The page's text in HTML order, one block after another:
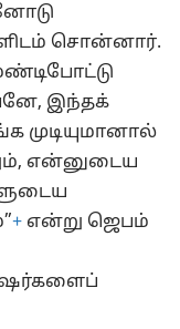
சொன்னார்.
இந்தக்
முடியுமானால்
என்னுடைய
+ என்று ஜெபம்